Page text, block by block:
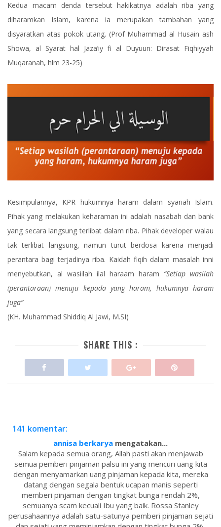
Kedua macam denda tersebut hakikatnya adalah riba yang
diharamkan Islam, karena ia merupakan tambahan yang
disyaratkan atas pokok utang. (Prof Muhammad al Husain ash
Showa, al Syarat hal Jaza’iy fi al Duyuun: Dirasat Fiqhiyyah
Muqaranah, hlm 23-25)
Kesimpulannya, KPR hukumnya haram dalam syariah Islam.
Pihak yang melakukan keharaman ini adalah nasabah dan bank
yang secara langsung terlibat dalam riba. Pihak developer walau
tak terlibat langsung, namun turut berdosa karena menjadi
perantara bagi terjadinya riba. Kaidah fiqih dalam masalah inni
menyebutkan, al wasiilah ilal haraam haram “Setiap wasilah
(perantaraan) menuju kepada yang haram, hukumnya haram
juga”
(KH. Muhammad Shiddiq Al Jawi, M.SI)
SHARE THIS :
141 komentar:
annisa berkarya mengatakan...
Salam kepada semua orang, Allah pasti akan menjawab
semua pemberi pinjaman palsu ini yang mencuri uang kita
dengan menyamarkan uang pinjaman kepada kita, mereka
datang dengan segala bentuk ucapan manis seperti
memberi pinjaman dengan tingkat bunga rendah 2%,
semuanya scam kecuali Ibu yang baik. Rossa Stanley
perusahaannya adalah satu-satunya pemberi pinjaman sejati